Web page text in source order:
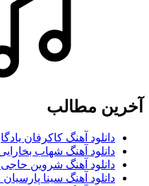
آخرین مطالب
دانلود آهنگ کاکرفان
دانلود آهنگ شهاب
دانلود آهنگ شروین حاجی
دانلود آهنگ سینا پارسیان